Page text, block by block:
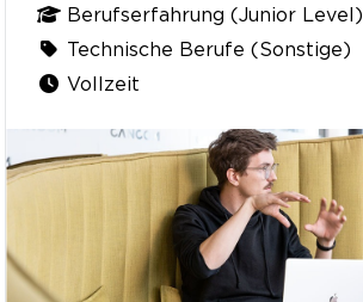
Berufserfahrung (Junior Level)
Technische Berufe (Sonstige)
Vollzeit